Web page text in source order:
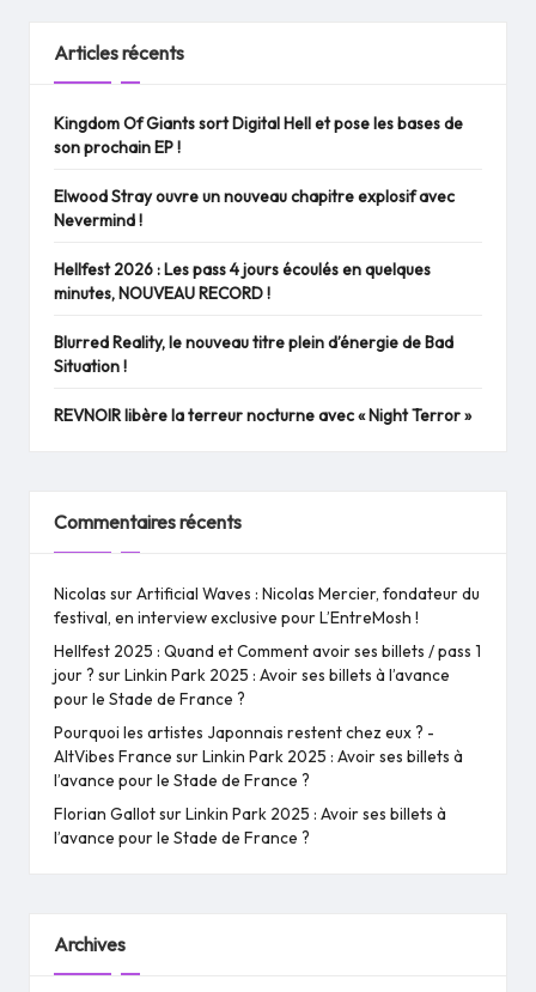
Articles récents
Kingdom Of Giants sort Digital Hell et pose les bases de
son prochain EP !
Elwood Stray ouvre un nouveau chapitre explosif avec
Nevermind !
Hellfest 2026 : Les pass 4 jours écoulés en quelques
minutes, NOUVEAU RECORD !
Blurred Reality, le nouveau titre plein d’énergie de Bad
Situation !
REVNOIR libère la terreur nocturne avec « Night Terror »
Commentaires récents
Nicolas surArtificial Waves : Nicolas Mercier, fondateur du
festival, en interview exclusive pour L’EntreMosh !
Hellfest 2025 : Quand et Comment avoir ses billets / pass 1
jour ? surLinkin Park 2025 : Avoir ses billets à l’avance
pour le Stade de France ?
Pourquoi les artistes Japonnais restent chez eux ? -
AltVibes France surLinkin Park 2025 : Avoir ses billets à
l’avance pour le Stade de France ?
Florian GallotsurLinkin Park 2025 : Avoir ses billets à
l’avance pour le Stade de France ?
Archives